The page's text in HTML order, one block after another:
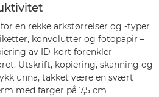
en rekke arkstørrelser og -typer
konvolutter og fotopapir –
av ID-kort forenkler
Utskrift, kopiering, skanning og
unna, takket være en svært
med farger på 7,5 cm